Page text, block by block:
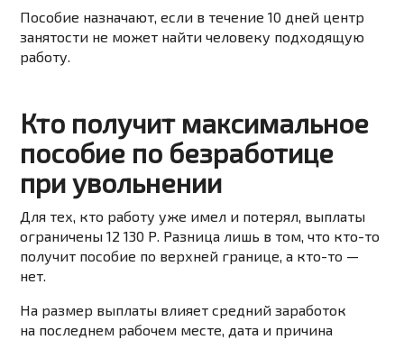
Пособие назначают, если в течение 10 дней центр
занятости не может найти человеку подходящую
работу.
Кто получит максимальное
пособие по безработице
при увольнении
Для тех, кто работу уже имел и потерял, выплаты
ограничены 12 130 Р. Разница лишь в том, что кто-то
получит пособие по верхней границе, а кто-то —
нет.
На размер выплаты влияет средний заработок
на последнем рабочем месте, дата и причина